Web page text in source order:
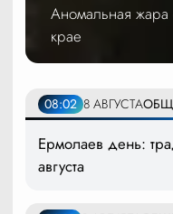
Аномальная жара
крае
08:02 8 АВГУСТА
Ермолаев день:
августа